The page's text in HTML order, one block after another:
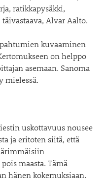
ratikkapysäkki,
Alvar Aalto.
kuvaaminen
on helppo
asemaan. Sanoma
mielessä.
uskottavuus nousee
ja eritoten siitä, että
maasta. Tämä
hänen kokemuksiaan.